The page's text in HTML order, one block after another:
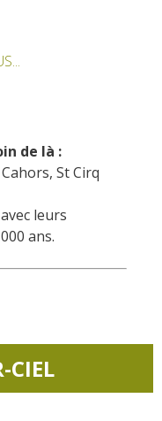
de là :
St Cirq
leurs
ans.
CIEL